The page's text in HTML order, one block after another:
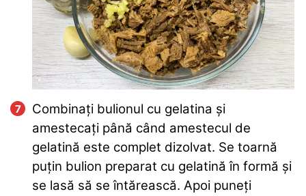
Combinați bulionul cu gelatina și
amestecați până când amestecul de
gelatină este complet dizolvat. Se toarnă
puțin bulion preparat cu gelatină în formă și
se lasă să se întărească. Apoi puneți